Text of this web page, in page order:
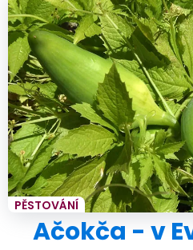
PĚSTOVÁNÍ
Ačokča - v